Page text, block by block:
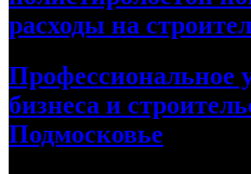
расходы на
Профессиональное
бизнеса и
Подмосковье